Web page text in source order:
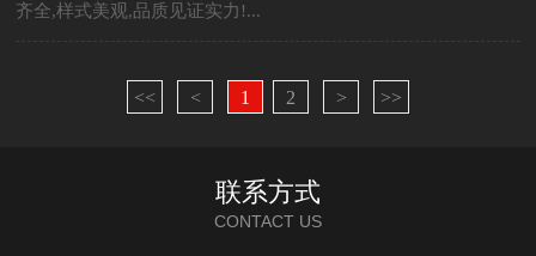
齐全,样式美观,品质见证实力!...
<< < 1 2 > >>
联系方式
CONTACT US